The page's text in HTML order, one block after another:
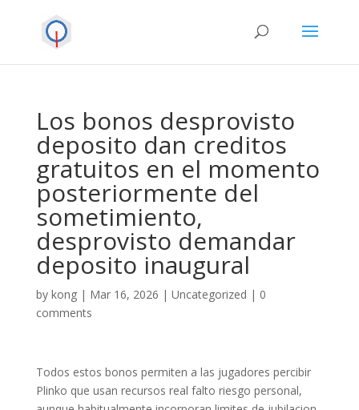
Los bonos desprovisto
deposito dan creditos
gratuitos en el momento
posteriormente del
sometimiento,
desprovisto demandar
deposito inaugural
by kong| Mar 16, 2026 | Uncategorized | 0
comments
Todos estos bonos permiten a las jugadores percibir
Plinko que usan recursos real falto riesgo personal,